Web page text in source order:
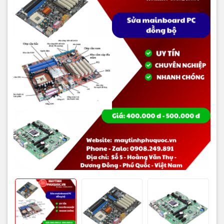
Nguyên nhân có thể xuất phát từ phần cứng, như IC nguồn hỏng,
tụ điện lỗi, socket CPU/GPU lỏng; hoặc từ phần mềm như BIOS lỗi,
driver chưa cài đặt đầy đủ.
Bạn có thể kiểm tra sơ bộ bằng cách tháo lắp RAM, VGA, adapter
nguồn để xác định tình trạng cơ bản. Tuy nhiên, các lỗi sâu hơn
nên nhờ đến kỹ thuật viên có kinh nghiệm.
Phân tích các tình huống &
triệu chứng
1) Máy không lên nguồn
- Nguyên nhân: IC nguồn hỏng, tụ nguồn nổ, socket
CPU/GPU lỏng.
- Biện pháp sơ bộ: kiểm tra nguồn, RAM, CPU; thử reset
nguồn hoặc tháo lắp linh kiện.